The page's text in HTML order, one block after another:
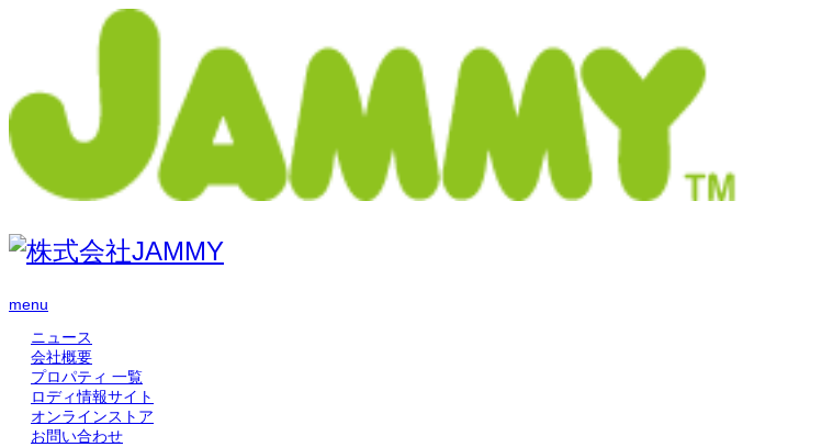
menu
ニュース
会社概要
プロパティ 一覧
ロディ情報サイト
オンラインストア
お問い合わせ